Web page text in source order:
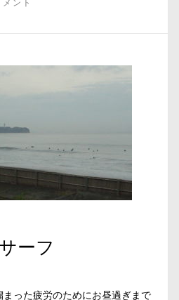
メント
ーフ
まった疲労のためにお昼過ぎまで